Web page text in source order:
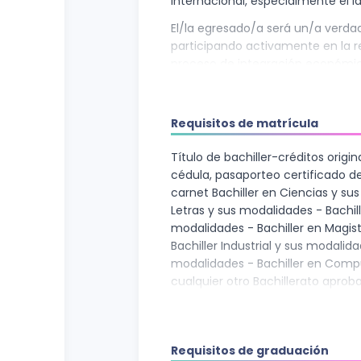
El/la egresado/a será un/a
participando activamente en la
la concreción de la
en el campo de las áreas del
Industriales, habilitándolo/a con
para un eficiente manejo de los
modernas de producción en
empresarial industrial.
Con un amplio
que le conforman una conducta
Requisitos de matrícula
Título de bachiller-créditos
cédula, pasaporteo certificado
carnet Bachiller en Ciencias y
Letras y sus modalidades -
modalidades - Bachiller en
Bachiller Industrial y sus
modalidades - Bachiller en
cualquier otro Bachillerato
Requisitos de graduación